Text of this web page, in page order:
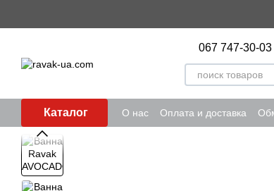
067 747-30-03
Каталог О нас Оплата и доставка